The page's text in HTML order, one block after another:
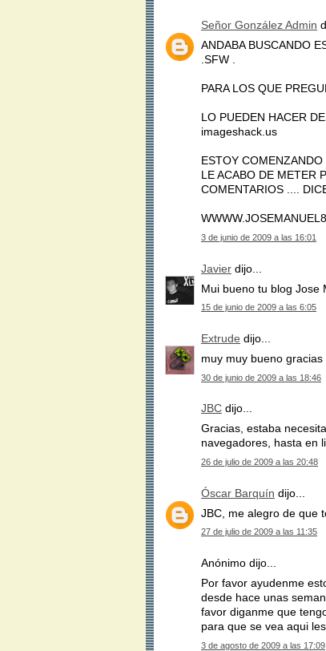
Señor González Admin
ANDABA BUSCANDO
.SFW .
PARA LOS QUE
LO PUEDEN HACER
imageshack.us
ESTOY
LE ACABO DE METER
COMENTARIOS ....
3 de junio de 2009 a las 16:01
Javier dijo...
Mui bueno tu blog Jose
15 de junio de 2009 a las 6:05
Extrude dijo...
muy muy bueno gracias
30 de junio de 2009 a las 18:46
JBC dijo...
Gracias, estaba
navegadores, hasta en
26 de julio de 2009 a las 20:48
Óscar Barquín dijo...
JBC, me alegro de que
27 de julio de 2009 a las 11:35
Anónimo dijo...
Por favor ayudenme
desde hace unas
favor diganme que
para que se vea aqui
3 de agosto de 2009 a las 17:09